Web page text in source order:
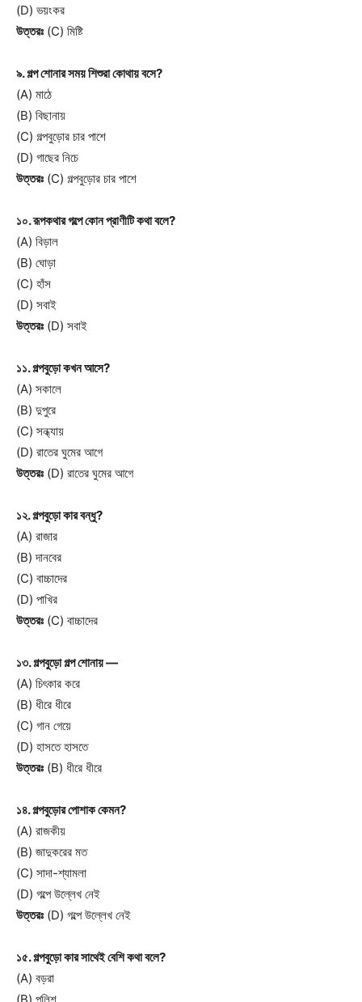
(D) ভয়ংকর
উত্তরঃ (C) মিষ্টি
৯. গল্প শোনার সময় শিশুরা কোথায় বসে?
(A) মাঠে
(B) বিছানায়
(C) গল্পবুড়োর চার পাশে
(D) গাছের নিচে
উত্তরঃ (C) গল্পবুড়োর চার পাশে
১০. রূপকথার গল্পে কোন প্রাণীটি কথা বলে?
(A) বিড়াল
(B) ঘোড়া
(C) হাঁস
(D) সবাই
উত্তরঃ (D) সবাই
১১. গল্পবুড়ো কখন আসে?
(A) সকালে
(B) দুপুরে
(C) সন্ধ্যায়
(D) রাতের ঘুমের আগে
উত্তরঃ (D) রাতের ঘুমের আগে
১২. গল্পবুড়ো কার বন্ধু?
(A) রাজার
(B) দানবের
(C) বাচ্চাদের
(D) পাখির
উত্তরঃ (C) বাচ্চাদের
১৩. গল্পবুড়ো গল্প শোনায় —
(A) চিৎকার করে
(B) ধীরে ধীরে
(C) গান গেয়ে
(D) হাসতে হাসতে
উত্তরঃ (B) ধীরে ধীরে
১৪. গল্পবুড়োর পোশাক কেমন?
(A) রাজকীয়
(B) জাদুকরের মত
(C) সাদা-শ্যামলা
(D) গল্পে উল্লেখ নেই
উত্তরঃ (D) গল্পে উল্লেখ নেই
১৫. গল্পবুড়ো কার সাথেই বেশি কথা বলে?
(A) বড়রা